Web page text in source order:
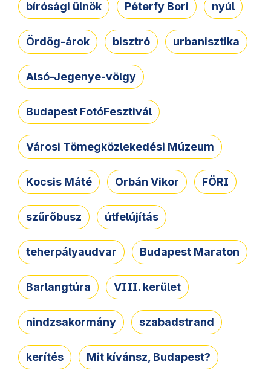
bírósági ülnök Péterfy Bori nyúl
Ördög-árok bisztró urbanisztika
Alsó-Jegenye-völgy
Budapest FotóFesztivál
Városi Tömegközlekedési Múzeum
Kocsis Máté Orbán Vikor FÖRI
szűrőbusz útfelújítás
teherpályaudvar Budapest Maraton
Barlangtúra VIII. kerület
nindzsakormány szabadstrand
kerítés Mit kívánsz, Budapest?